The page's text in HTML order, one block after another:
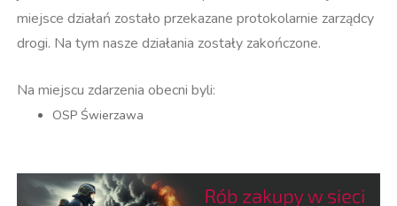
miejsce działań zostało przekazane protokolarnie zarządcy
drogi. Na tym nasze działania zostały zakończone.
Na miejscu zdarzenia obecni byli:
OSP Świerzawa